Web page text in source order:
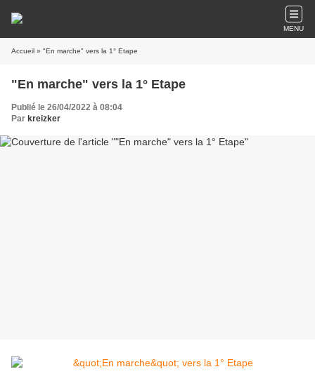
MENU
Accueil » "En marche" vers la 1° Etape
"En marche" vers la 1° Etape
Publié le 26/04/2022 à 08:04
Par kreizker